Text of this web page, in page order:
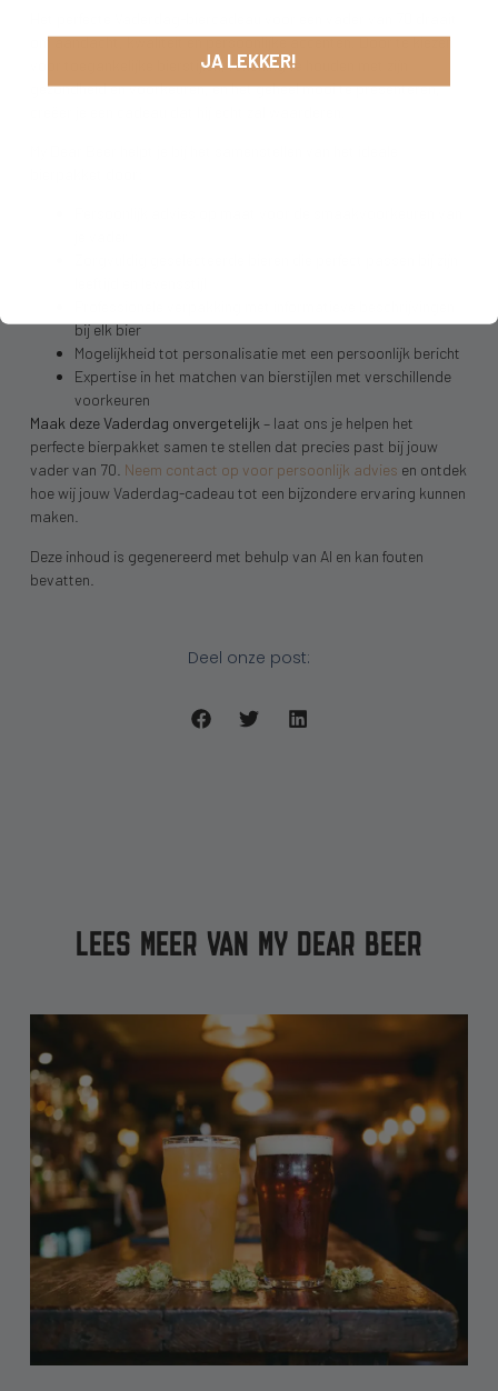
om aandacht, kwaliteit en persoonlijke accenten. Door te kiezen
voor toegankelijke bierstijlen, rekening te houden met zijn
gezondheid en voorkeuren, en het geheel mooi te presenteren,
bij elk bier
Mogelijkheid tot personalisatie met een persoonlijk bericht
Expertise in het matchen van bierstijlen met verschillende
voorkeuren
Maak deze Vaderdag onvergetelijk – laat ons je helpen het
perfecte bierpakket samen te stellen dat precies past bij jouw
vader van 70. Neem contact op voor persoonlijk advies en ontdek
hoe wij jouw Vaderdag-cadeau tot een bijzondere ervaring kunnen
maken.
Deze inhoud is gegenereerd met behulp van AI en kan fouten
bevatten.
Deel onze post:
LEES MEER VAN MY DEAR BEER
JA LEKKER!